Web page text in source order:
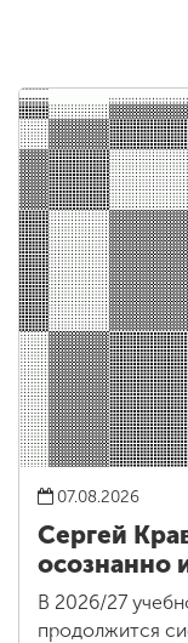
07.08.2026
Сергей
осознанно
В 2026/27
продолжится